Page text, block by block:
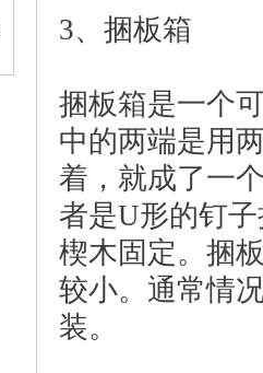
3、捆板箱
捆板箱是一个
中的两端是用
着，就成了一
者是U形的钉
楔木固定。捆
较小。通常情
装。